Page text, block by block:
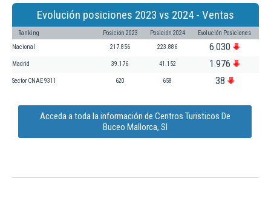
Evolución posiciones 2023 vs 2024 - Ventas
Ranking Posición 2023 Posición 2024 Evolución Posiciones
Nacional 217.856 223.886 6.030
Madrid 39.176 41.152 1.976
Sector CNAE 9311 620 658 38
Acceda a toda la información de Centros Turisticos De
Buceo Mallorca, Sl